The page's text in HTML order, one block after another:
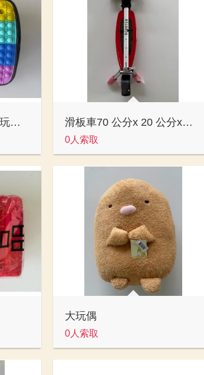
全新彩虹P O P I T減壓玩具造型背包 滑板車70 公分x 20 公分x高80公分
0人索取
大玩偶
0人索取